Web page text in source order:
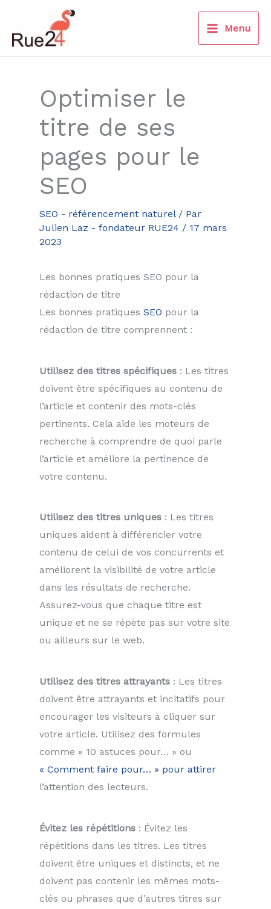
contenu
Menu
Optimiser le
titre de ses
pages pour le
SEO
SEO - référencement naturel/ Par
Julien Laz - fondateur RUE24 / 17 mars
2023
Les bonnes pratiques SEO pour la
rédaction de titre
Les bonnes pratiques SEO pour la
rédaction de titre comprennent :
Utilisez des titres spécifiques : Les titres
doivent être spécifiques au contenu de
l’article et contenir des mots-clés
pertinents. Cela aide les moteurs de
recherche à comprendre de quoi parle
l’article et améliore la pertinence de
votre contenu.
Utilisez des titres uniques : Les titres
uniques aident à différencier votre
contenu de celui de vos concurrents et
améliorent la visibilité de votre article
dans les résultats de recherche.
Assurez-vous que chaque titre est
unique et ne se répète pas sur votre site
ou ailleurs sur le web.
Utilisez des titres attrayants : Les titres
doivent être attrayants et incitatifs pour
encourager les visiteurs à cliquer sur
votre article. Utilisez des formules
comme « 10 astuces pour… » ou
« Comment faire pour… » pour attirer
l’attention des lecteurs.
Évitez les répétitions : Évitez les
répétitions dans les titres. Les titres
doivent être uniques et distincts, et ne
doivent pas contenir les mêmes mots-
clés ou phrases que d’autres titres sur